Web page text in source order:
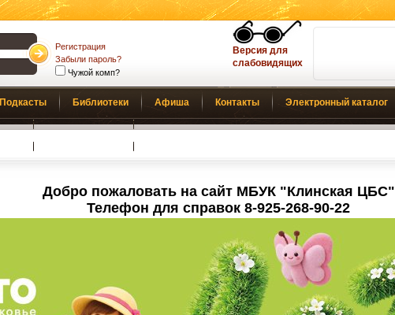
Регистрация
Забыли пароль?
Чужой комп?
Версия для
слабовидящих
Подкасты Библиотеки Афиша Контакты Электронный каталог
Добро пожаловать на сайт МБУК "Клинская ЦБС"
Телефон для справок 8-925-268-90-22